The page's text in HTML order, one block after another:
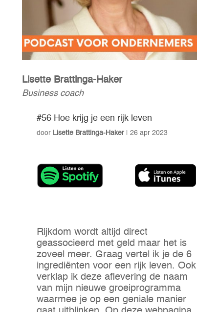
Lisette Brattinga-Haker
Business coach
#56 Hoe krijg je een rijk leven
door Lisette Brattinga-Haker| 26 apr 2023
Rijkdom wordt altijd direct
geassocieerd met geld maar het is
zoveel meer. Graag vertel ik je de 6
ingrediënten voor een rijk leven. Ook
verklap ik deze aflevering de naam
van mijn nieuwe groeiprogramma
waarmee je op een geniale manier